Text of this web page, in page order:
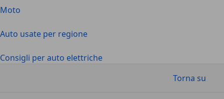
Moto
Auto usate per regione
Consigli per auto elettriche
Torna su